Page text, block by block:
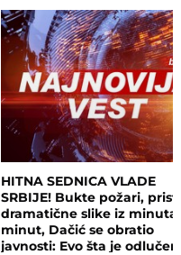
HITNA SEDNICA VLADE
SRBIJE! Bukte požari,
dramatične slike iz minuta
minut, Dačić se obratio
javnosti: Evo šta je